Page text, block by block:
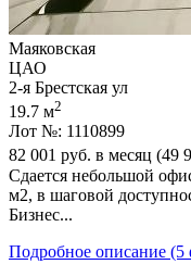
Маяковская
ЦАО
2-я Брестская ул
19.7 м2
Лот №: 1110899
82 001 руб. в месяц (49
Сдается небольшой
м2,­ в шаговой
Бизнес...
Подробное описание (5